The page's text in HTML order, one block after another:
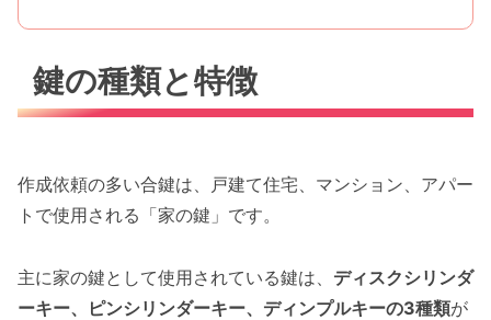
鍵の種類と特徴
作成依頼の多い合鍵は、戸建て住宅、マンション、アパー
トで使用される「家の鍵」です。
主に家の鍵として使用されている鍵は、 ディスクシリンダ
ーキー、ピンシリンダーキー、ディンプルキーの3種類が